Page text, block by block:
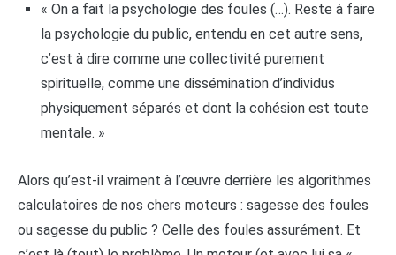
« On a fait la psychologie des foules (…). Reste à faire
la psychologie du public, entendu en cet autre sens,
c’est à dire comme une collectivité purement
spirituelle, comme une dissémination d’individus
physiquement séparés et dont la cohésion est toute
mentale. »
Alors qu’est-il vraiment à l’œuvre derrière les algorithmes
calculatoires de nos chers moteurs : sagesse des foules
ou sagesse du public ? Celle des foules assurément. Et